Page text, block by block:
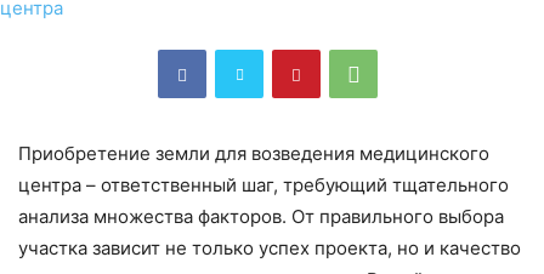
Приобретение земли для возведения медицинского
центра – ответственный шаг, требующий тщательного
анализа множества факторов. От правильного выбора
участка зависит не только успех проекта, но и качество